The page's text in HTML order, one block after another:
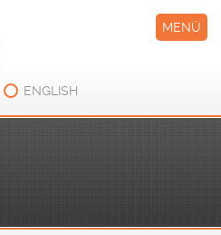
ENGLISH
MENÜ